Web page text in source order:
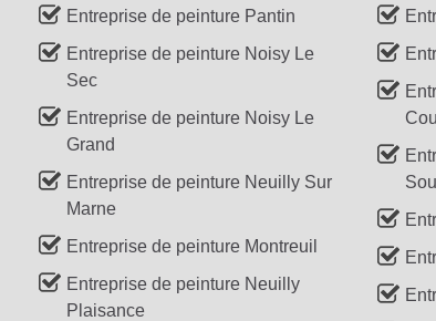
Entreprise de peinture Pantin
Entreprise de peinture Noisy Le
Sec
Entreprise de peinture Noisy Le
Grand
Entreprise de peinture Neuilly Sur
Marne
Entreprise de peinture Montreuil
Entreprise de peinture Neuilly
Plaisance